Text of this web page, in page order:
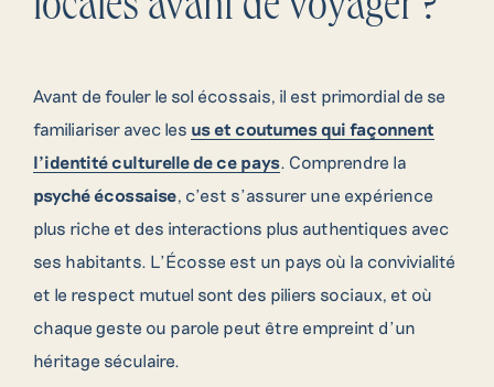
locales avant de voyager ?
Avant de fouler le sol écossais, il est primordial de se
familiariser avec les us et coutumes qui façonnent
l’identité culturelle de ce pays . Comprendre la
psyché écossaise , c’est s’assurer une expérience
plus riche et des interactions plus authentiques avec
ses habitants. L’Écosse est un pays où la convivialité
et le respect mutuel sont des piliers sociaux, et où
chaque geste ou parole peut être empreint d’un
héritage séculaire.